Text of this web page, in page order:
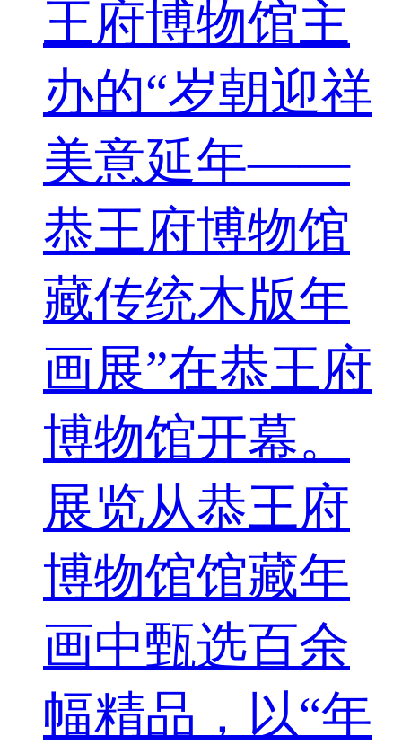
王府博物馆主
办的“岁朝迎祥
美意延年——
恭王府博物馆
藏传统木版年
画展”在恭王府
博物馆开幕。
展览从恭王府
博物馆馆藏年
画中甄选百余
幅精品，以“年